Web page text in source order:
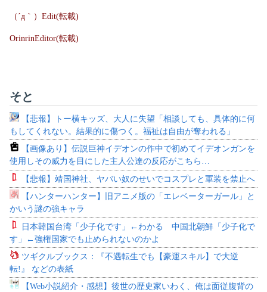
（´д｀）Edit(転載)
OrinrinEditor(転載)
そと
【悲報】トー横キッズ、大人に失望「相談しても、具体的に何
もしてくれない。結果的に傷つく。福祉は自由が奪われる」
【画像あり】伝説巨神イデオンの作中で初めてイデオンガンを
使用しその威力を目にした主人公達の反応がこちら…
【悲報】靖国神社、ヤバい奴のせいでコスプレと軍装を禁止へ
【ハンターハンター】旧アニメ版の「エレベーターガール」と
かいう謎の強キャラ
日本韓国台湾「少子化です」←わかる 中国北朝鮮「少子化で
す」←強権国家でも止められないのかよ
ツギクルブックス：『不遇転生でも【豪運スキル】で大逆
転!』 などの表紙
【Web小説紹介・感想】後世の歴史家いわく、俺は面従腹背の